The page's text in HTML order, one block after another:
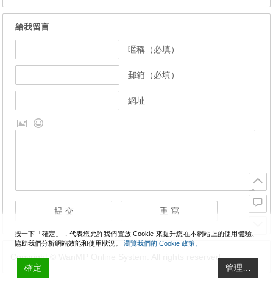
給我留言
暱稱（必填）
郵箱（必填）
網址
Copyright © WanMP Online System. All rights reserved.
按一下「確定」，代表您允許我們置放 Cookie 來提升您在本網站上的使用體驗、
協助我們分析網站效能和使用狀況。 瀏覽我們的 Cookie 政策。
確定 管理…